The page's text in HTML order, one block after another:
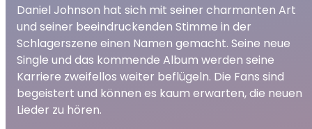
Daniel Johnson hat sich mit seiner charmanten Art
und seiner beeindruckenden Stimme in der
Schlagerszene einen Namen gemacht. Seine neue
Single und das kommende Album werden seine
Karriere zweifellos weiter beflügeln. Die Fans sind
begeistert und können es kaum erwarten, die neuen
Lieder zu hören.